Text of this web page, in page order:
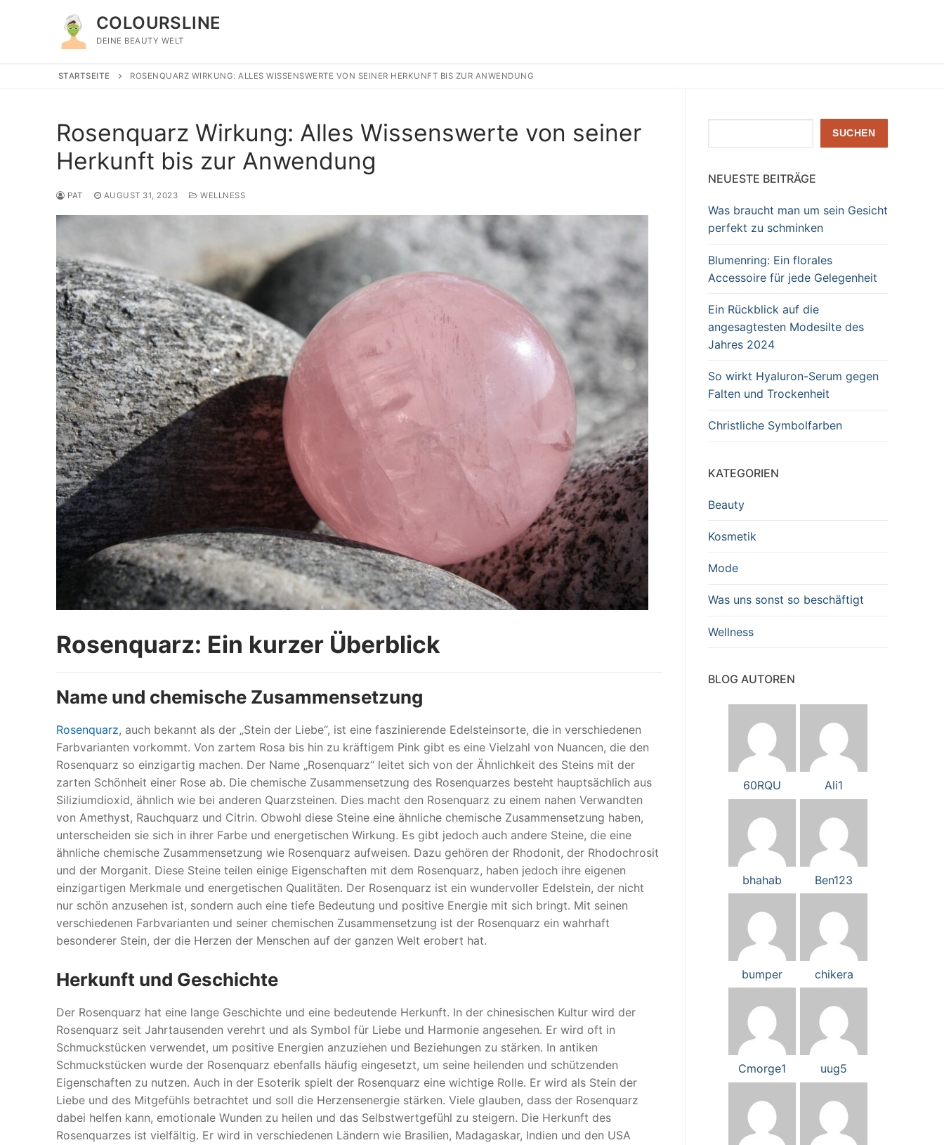
COLOURSLINE
DEINE BEAUTY WELT
STARTSEITE ROSENQUARZ WIRKUNG: ALLES WISSENSWERTE VON SEINER HERKUNFT BIS ZUR ANWENDUNG
Rosenquarz Wirkung: Alles Wissenswerte von seiner
Herkunft bis zur Anwendung
PAT AUGUST 31, 2023 WELLNESS
Rosenquarz: Ein kurzer Überblick
Name und chemische Zusammensetzung
Rosenquarz, auch bekannt als der „Stein der Liebe“, ist eine faszinierende Edelsteinsorte, die in verschiedenen
Farbvarianten vorkommt. Von zartem Rosa bis hin zu kräftigem Pink gibt es eine Vielzahl von Nuancen, die den
Rosenquarz so einzigartig machen. Der Name „Rosenquarz“ leitet sich von der Ähnlichkeit des Steins mit der
zarten Schönheit einer Rose ab. Die chemische Zusammensetzung des Rosenquarzes besteht hauptsächlich aus
Siliziumdioxid, ähnlich wie bei anderen Quarzsteinen. Dies macht den Rosenquarz zu einem nahen Verwandten
von Amethyst, Rauchquarz und Citrin. Obwohl diese Steine eine ähnliche chemische Zusammensetzung haben,
unterscheiden sie sich in ihrer Farbe und energetischen Wirkung. Es gibt jedoch auch andere Steine, die eine
ähnliche chemische Zusammensetzung wie Rosenquarz aufweisen. Dazu gehören der Rhodonit, der Rhodochrosit
und der Morganit. Diese Steine teilen einige Eigenschaften mit dem Rosenquarz, haben jedoch ihre eigenen
einzigartigen Merkmale und energetischen Qualitäten. Der Rosenquarz ist ein wundervoller Edelstein, der nicht
nur schön anzusehen ist, sondern auch eine tiefe Bedeutung und positive Energie mit sich bringt. Mit seinen
verschiedenen Farbvarianten und seiner chemischen Zusammensetzung ist der Rosenquarz ein wahrhaft
besonderer Stein, der die Herzen der Menschen auf der ganzen Welt erobert hat.
Herkunft und Geschichte
Der Rosenquarz hat eine lange Geschichte und eine bedeutende Herkunft. In der chinesischen Kultur wird der
Rosenquarz seit Jahrtausenden verehrt und als Symbol für Liebe und Harmonie angesehen. Er wird oft in
Schmuckstücken verwendet, um positive Energien anzuziehen und Beziehungen zu stärken. In antiken
Schmuckstücken wurde der Rosenquarz ebenfalls häufig eingesetzt, um seine heilenden und schützenden
Eigenschaften zu nutzen. Auch in der Esoterik spielt der Rosenquarz eine wichtige Rolle. Er wird als Stein der
Liebe und des Mitgefühls betrachtet und soll die Herzensenergie stärken. Viele glauben, dass der Rosenquarz
dabei helfen kann, emotionale Wunden zu heilen und das Selbstwertgefühl zu steigern. Die Herkunft des
Rosenquarzes ist vielfältig. Er wird in verschiedenen Ländern wie Brasilien, Madagaskar, Indien und den USA
SUCHEN
NEUESTE BEITRÄGE
Was braucht man um sein Gesicht
perfekt zu schminken
Blumenring: Ein florales
Accessoire für jede Gelegenheit
Ein Rückblick auf die
angesagtesten Modesilte des
Jahres 2024
So wirkt Hyaluron-Serum gegen
Falten und Trockenheit
Christliche Symbolfarben
KATEGORIEN
Beauty
Kosmetik
Mode
Was uns sonst so beschäftigt
Wellness
BLOG AUTOREN
60RQU Ali1
bhahab Ben123
bumper chikera
Cmorge1 uug5